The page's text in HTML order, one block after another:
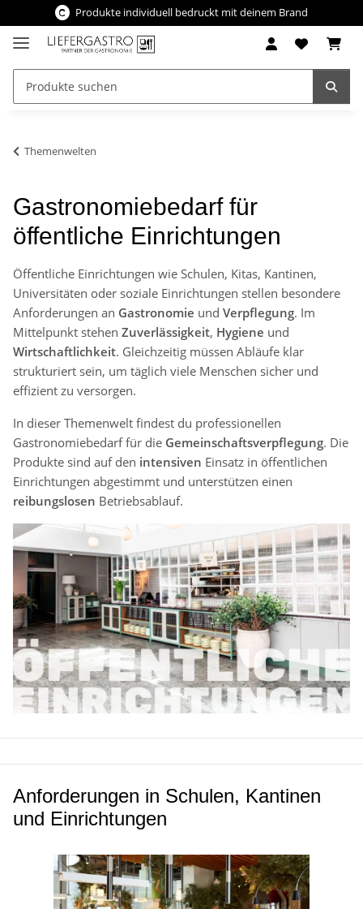
Produkte individuell bedruckt mit deinem Brand
Themenwelten
Gastronomiebedarf für
öffentliche Einrichtungen
Öffentliche Einrichtungen wie Schulen, Kitas, Kantinen,
Universitäten oder soziale Einrichtungen stellen besondere
Anforderungen an Gastronomie und Verpflegung. Im
Mittelpunkt stehen Zuverlässigkeit, Hygiene und
Wirtschaftlichkeit. Gleichzeitig müssen Abläufe klar
strukturiert sein, um täglich viele Menschen sicher und
effizient zu versorgen.
In dieser Themenwelt findest du professionellen
Gastronomiebedarf für die Gemeinschaftsverpflegung. Die
Produkte sind auf den intensiven Einsatz in öffentlichen
Einrichtungen abgestimmt und unterstützen einen
reibungslosen Betriebsablauf.
Anforderungen in Schulen, Kantinen
und Einrichtungen